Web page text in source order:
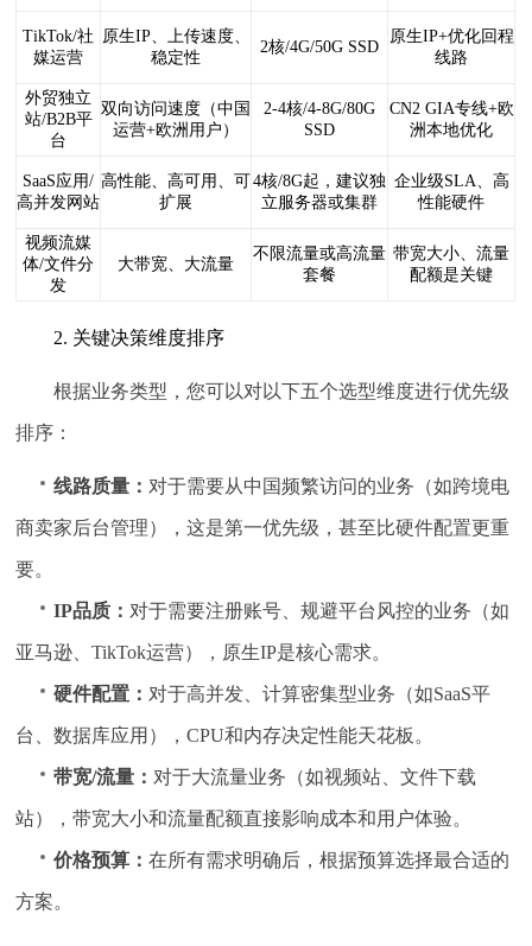
TikTok/社
媒运营
原生IP、上传速度、
稳定性
2核/4G/50G SSD
原生IP+优化回程
线路
外贸独立
站/B2B平
台
双向访问速度（中国
运营+欧洲用户）
2-4核/4-8G/80G
SSD
CN2 GIA专线+欧
洲本地优化
SaaS应用/
高并发网站
高性能、高可用、可
扩展
4核/8G起，建议独
立服务器或集群
企业级SLA、高
性能硬件
视频流媒
体/文件分
发
大带宽、大流量
不限流量或高流量
套餐
带宽大小、流量
配额是关键
2. 关键决策维度排序
根据业务类型，您可以对以下五个选型维度进行优先级
排序：
线路质量： 对于需要从中国频繁访问的业务（如跨境电
商卖家后台管理），这是第一优先级，甚至比硬件配置更重
要。
IP品质： 对于需要注册账号、规避平台风控的业务（如
亚马逊、TikTok运营），原生IP是核心需求。
硬件配置： 对于高并发、计算密集型业务（如SaaS平
台、数据库应用），CPU和内存决定性能天花板。
带宽/流量： 对于大流量业务（如视频站、文件下载
站），带宽大小和流量配额直接影响成本和用户体验。
价格预算：在所有需求明确后，根据预算选择最合适的
方案。